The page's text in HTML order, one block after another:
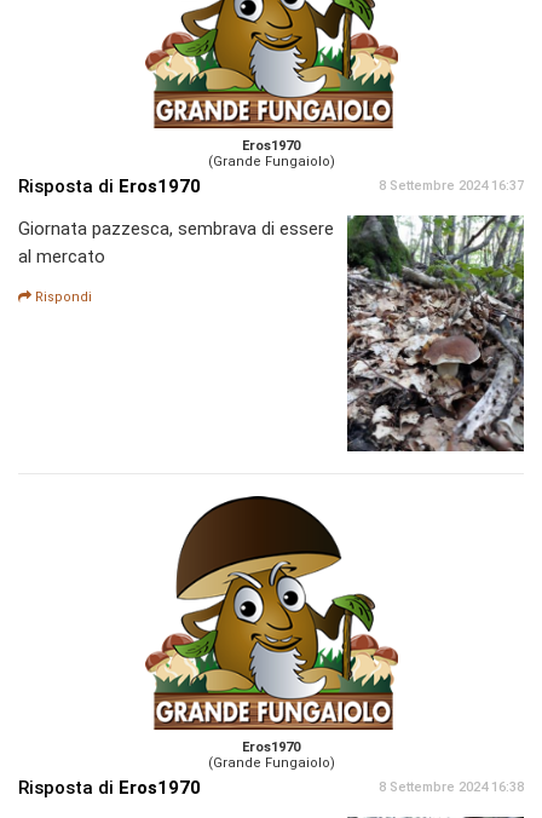
Eros1970
(Grande Fungaiolo)
Risposta di Eros1970 8 Settembre 2024 16:37
Giornata pazzesca, sembrava di essere
al mercato
Rispondi
Eros1970
(Grande Fungaiolo)
Risposta di Eros1970 8 Settembre 2024 16:38